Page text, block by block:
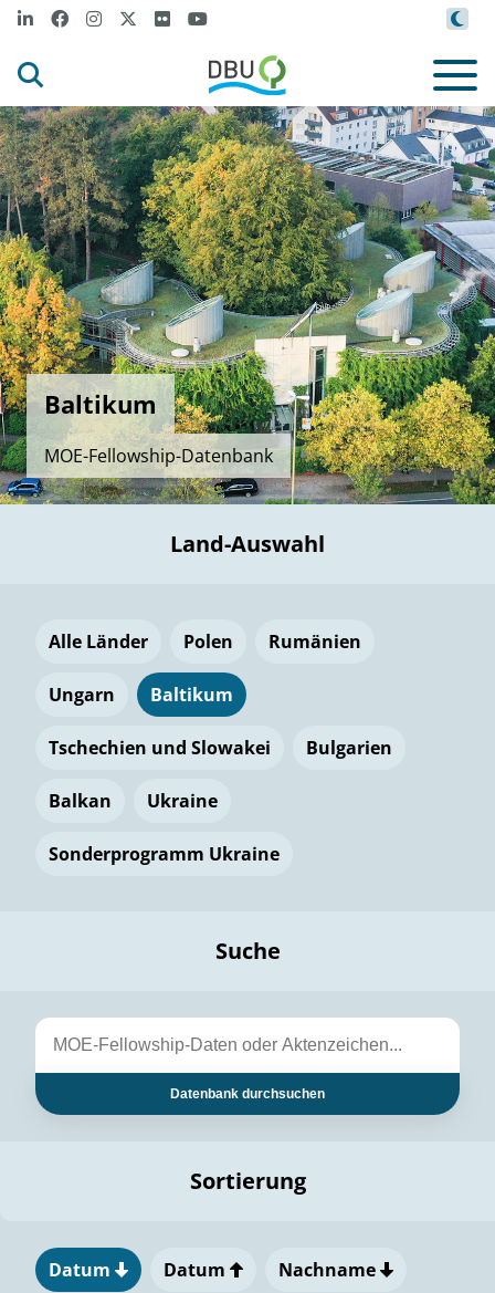
Baltikum
MOE-Fellowship-Datenbank
Land-Auswahl
Alle Länder Polen Rumänien
Ungarn Baltikum
Tschechien und Slowakei Bulgarien
Balkan Ukraine
Sonderprogramm Ukraine
Suche
Datenbank durchsuchen
Sortierung
Datum Datum Nachname